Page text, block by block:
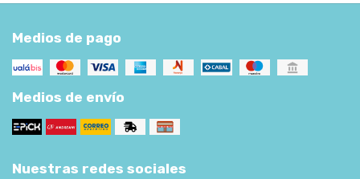
Medios de pago
Medios de envío
Nuestras redes sociales